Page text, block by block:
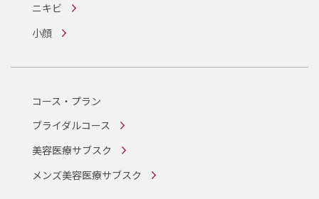
ニキビ
小顔
コース・プラン
ブライダルコース
美容医療サブスク
メンズ美容医療サブスク